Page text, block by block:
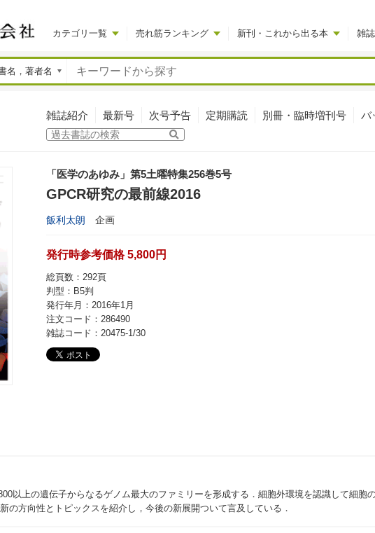
カテゴリ一覧 売れ筋ランキング 新刊・これから出る本 雑誌
雑誌紹介 最新号 次号予告 定期購読 別冊・臨時増刊号 バ
「医学のあゆみ」第5土曜特集256巻5号
GPCR研究の最前線2016
飯利太朗 企画
発行時参考価格 5,800円
総頁数：292頁
判型：B5判
発行年月：2016年1月
注文コード：286490
雑誌コード：20475-1/30
以上の遺伝子からなるゲノム最大のファミリーを形成する．細胞外環境を認識して細
の方向性とトピックスを紹介し，今後の新展開ついて言及している．